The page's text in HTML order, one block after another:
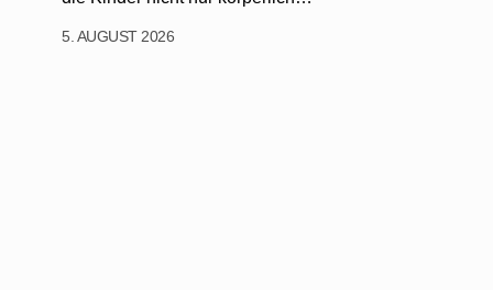
5. AUGUST 2026